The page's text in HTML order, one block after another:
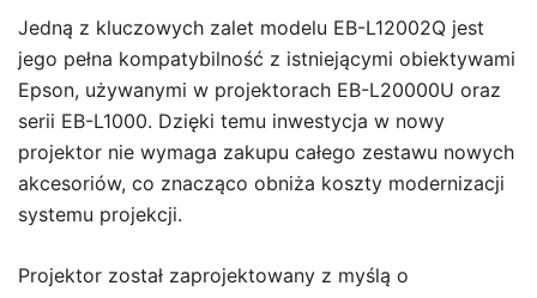
Jedną z kluczowych zalet modelu EB-L12002Q jest
jego pełna kompatybilność z istniejącymi obiektywami
Epson, używanymi w projektorach EB-L20000U oraz
serii EB-L1000. Dzięki temu inwestycja w nowy
projektor nie wymaga zakupu całego zestawu nowych
akcesoriów, co znacząco obniża koszty modernizacji
systemu projekcji.
Projektor został zaprojektowany z myślą o